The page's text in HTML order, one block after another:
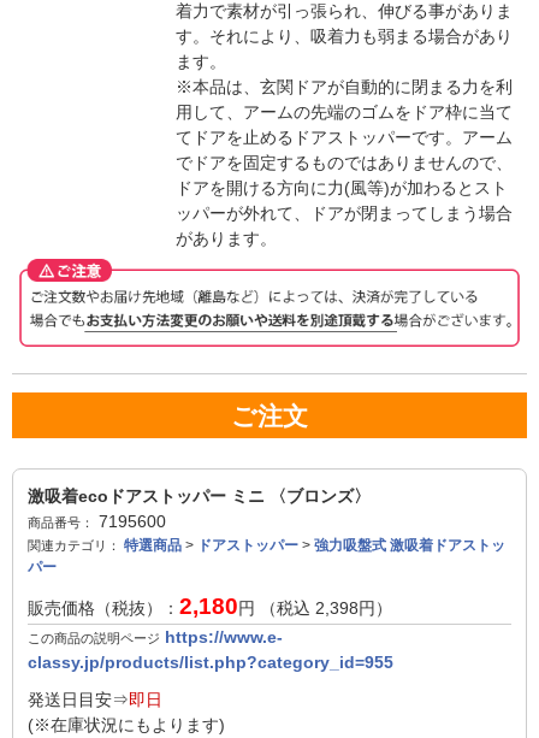
着力で素材が引っ張られ、伸びる事がありま
す。それにより、吸着力も弱まる場合があり
ます。
※本品は、玄関ドアが自動的に閉まる力を利
用して、アームの先端のゴムをドア枠に当て
てドアを止めるドアストッパーです。アーム
でドアを固定するものではありませんので、
ドアを開ける方向に力(風等)が加わるとスト
ッパーが外れて、ドアが閉まってしまう場合
があります。
ご注文
激吸着ecoドアストッパー ミニ 〈ブロンズ〉
商品番号： 7195600
関連カテゴリ： 特選商品 > ドアストッパー > 強力吸盤式 激吸着ドアストッ
パー
販売価格（税抜）： 2,180円 （税込 2,398円）
この商品の説明ページ https://www.e-
classy.jp/products/list.php?category_id=955
発送日目安⇒即日
(※在庫状況にもよります)